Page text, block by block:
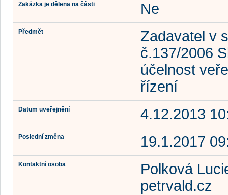
Zakázka je dělena na části Ne
Předmět
Zadavatel v
č.137/2006
účelnost
řízení
Datum uveřejnění 4.12.2013
Poslední změna 19.1.2017
Kontaktní osoba
Polková
petrvald.cz